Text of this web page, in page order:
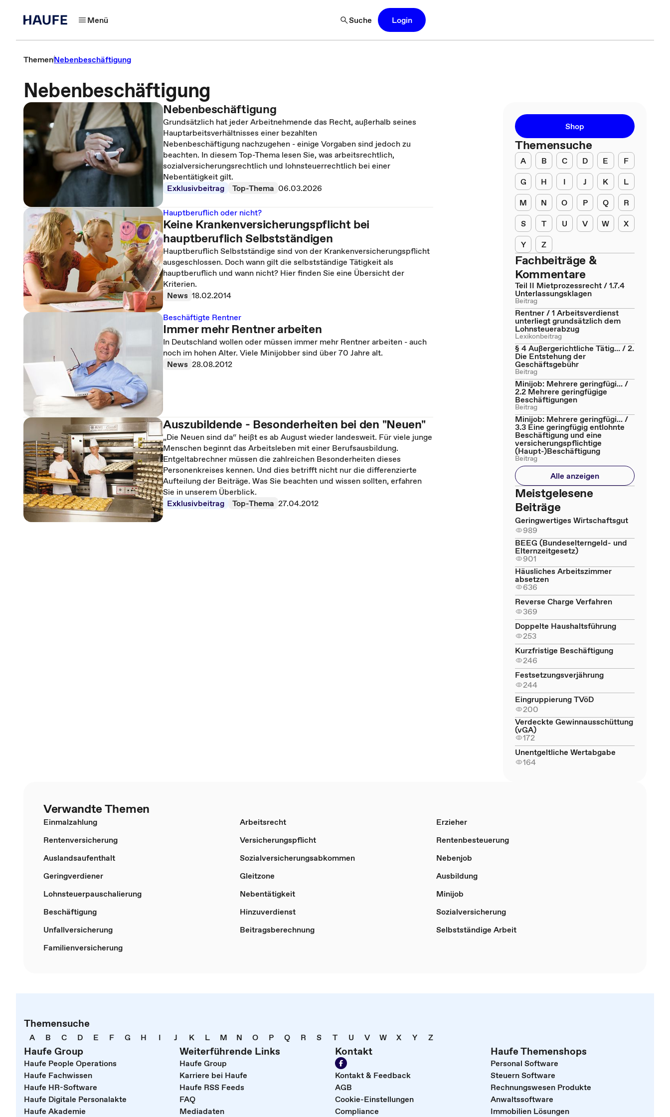
Menü Suche Login
ThemenNebenbeschäftigung
Nebenbeschäftigung
Nebenbeschäftigung
Grundsätzlich hat jeder Arbeitnehmende das Recht, außerhalb seines
Hauptarbeitsverhältnisses einer bezahlten
Nebenbeschäftigung nachzugehen - einige Vorgaben sind jedoch zu
beachten. In diesem Top-Thema lesen Sie, was arbeitsrechtlich,
sozialversicherungsrechtlich und lohnsteuerrechtlich bei einer
Nebentätigkeit gilt.
Exklusivbeitrag
Top-Thema 06.03.2026
Hauptberuflich oder nicht?
Keine Krankenversicherungspflicht bei
hauptberuflich Selbstständigen
Hauptberuflich Selbstständige sind von der Krankenversicherungspflicht
ausgeschlossen. Doch wann gilt die selbstständige Tätigkeit als
hauptberuflich und wann nicht? Hier finden Sie eine Übersicht der
Kriterien.
News 18.02.2014
Beschäftigte Rentner
Immer mehr Rentner arbeiten
In Deutschland wollen oder müssen immer mehr Rentner arbeiten - auch
noch im hohen Alter. Viele Minijobber sind über 70 Jahre alt.
News 28.08.2012
Auszubildende - Besonderheiten bei den "Neuen"
„Die Neuen sind da“ heißt es ab August wieder landesweit. Für viele junge
Menschen beginnt das Arbeitsleben mit einer Berufsausbildung.
Entgeltabrechner müssen die zahlreichen Besonderheiten dieses
Personenkreises kennen. Und dies betrifft nicht nur die differenzierte
Aufteilung der Beiträge. Was Sie beachten und wissen sollten, erfahren
Sie in unserem Überblick.
Exklusivbeitrag
Top-Thema 27.04.2012
Shop
Themensuche
A B C D E
F
G
H I J K
L
M
N O P Q
R
S
T U V W
X
Y
Z
Fachbeiträge &
Kommentare
Teil II Mietprozessrecht / 1.7.4
Unterlassungsklagen
Beitrag
Rentner / 1 Arbeitsverdienst
unterliegt grundsätzlich dem
Lohnsteuerabzug
Lexikonbeitrag
§ 4 Außergerichtliche Tätig... / 2.
Die Entstehung der
Geschäftsgebühr
Beitrag
Minijob: Mehrere geringfügi... /
2.2 Mehrere geringfügige
Beschäftigungen
Beitrag
Minijob: Mehrere geringfügi... /
3.3 Eine geringfügig entlohnte
Beschäftigung und eine
versicherungspflichtige
(Haupt-)Beschäftigung
Beitrag
Alle anzeigen
Meistgelesene
Beiträge
Geringwertiges Wirtschaftsgut
989
BEEG (Bundeselterngeld- und
Elternzeitgesetz)
901
Häusliches Arbeitszimmer
absetzen
636
Reverse Charge Verfahren
369
Doppelte Haushaltsführung
253
Kurzfristige Beschäftigung
246
Festsetzungsverjährung
244
Eingruppierung TVöD
200
Verdeckte Gewinnausschüttung
(vGA)
172
Unentgeltliche Wertabgabe
164
Verwandte Themen
Einmalzahlung Arbeitsrecht
Erzieher
Rentenversicherung
Versicherungspflicht
Rentenbesteuerung
Auslandsaufenthalt
Sozialversicherungsabkommen
Nebenjob
Geringverdiener
Gleitzone
Ausbildung
Lohnsteuerpauschalierung
Nebentätigkeit
Minijob
Beschäftigung
Hinzuverdienst
Sozialversicherung
Unfallversicherung
Beitragsberechnung
Selbstständige Arbeit
Familienversicherung
Themensuche
A B C D E F G H I J K L M N O P Q R S T U V W X Y Z
Haufe Group
Haufe People Operations
Haufe Fachwissen
Haufe HR-Software
Haufe Digitale Personalakte
Haufe Akademie
Weiterführende Links
Haufe Group
Karriere bei Haufe
Haufe RSS Feeds
FAQ
Mediadaten
Kontakt
Kontakt & Feedback
AGB
Cookie-Einstellungen
Compliance
Haufe Themenshops
Personal Software
Steuern Software
Rechnungswesen Produkte
Anwaltssoftware
Immobilien Lösungen